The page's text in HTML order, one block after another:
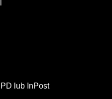
lub InPost